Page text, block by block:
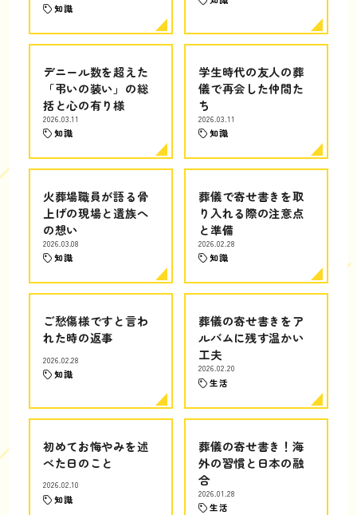
知識
デニール数を超えた
「弔いの装い」の総
括と心の有り様
2026.03.11
知識
学生時代の友人の葬
儀で再会した仲間た
ち
2026.03.11
知識
火葬場職員が語る骨
上げの現場と遺族へ
の想い
2026.03.08
知識
葬儀で寄せ書きを取
り入れる際の注意点
と準備
2026.02.28
知識
ご愁傷様ですと言わ
れた時の返事
2026.02.28
知識
葬儀の寄せ書きをア
ルバムに残す温かい
工夫
2026.02.20
生活
初めてお悔やみを述
べた日のこと
2026.02.10
知識
葬儀の寄せ書き！海
外の習慣と日本の融
合
2026.01.28
生活